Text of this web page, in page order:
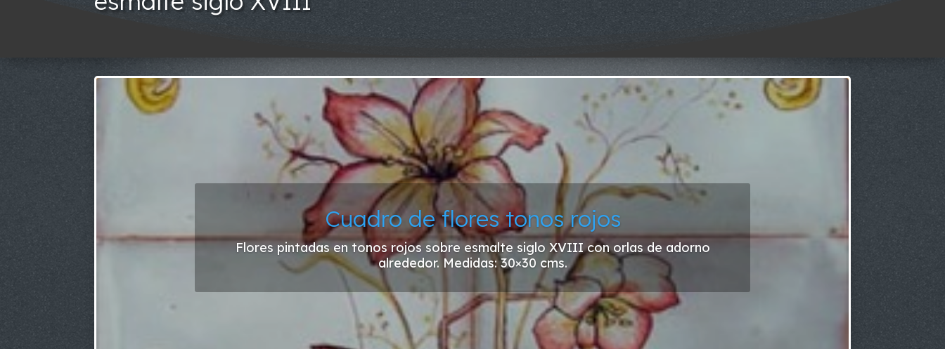
Cuadro de flores tonos rojos
Flores pintadas en tonos rojos sobre esmalte siglo XVIII con orlas de adorno
alrededor. Medidas: 30×30 cms.